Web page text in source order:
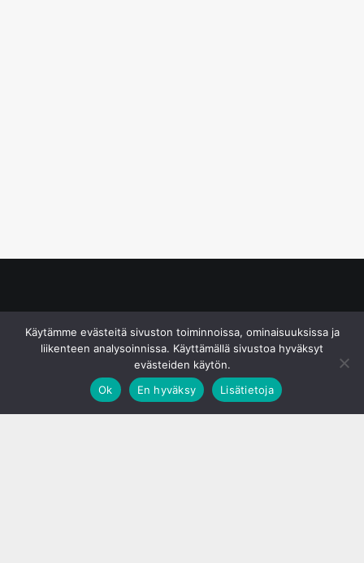
Käytämme evästeitä sivuston toiminnoissa, ominaisuuksissa ja
liikenteen analysoinnissa. Käyttämällä sivustoa hyväksyt
evästeiden käytön.
Ok
En hyväksy Lisätietoja